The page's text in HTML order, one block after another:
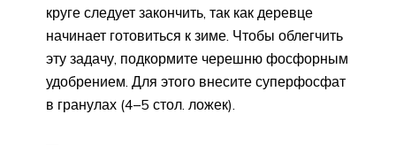
круге следует закончить, так как деревце
начинает готовиться к зиме. Чтобы облегчить
эту задачу, подкормите черешню фосфорным
удобрением. Для этого внесите суперфосфат
в гранулах (4–5 стол. ложек).